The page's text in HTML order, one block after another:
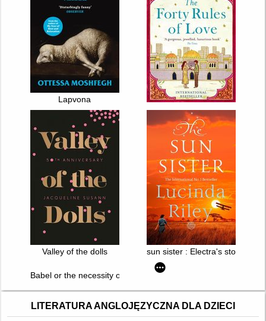
Lapvona
Valley of the dolls sun sister : Electra's story
Babel or the necessity of violence : An Arcane History of the
LITERATURA ANGLOJĘZYCZNA DLA DZIECI